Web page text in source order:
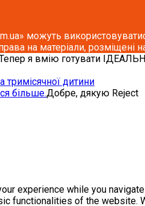
можуть
на матеріали, розміщені
я вмію готувати
тримісячної дитини
більше.Добре, дякую Reject
experience while you
functionalities of the website.